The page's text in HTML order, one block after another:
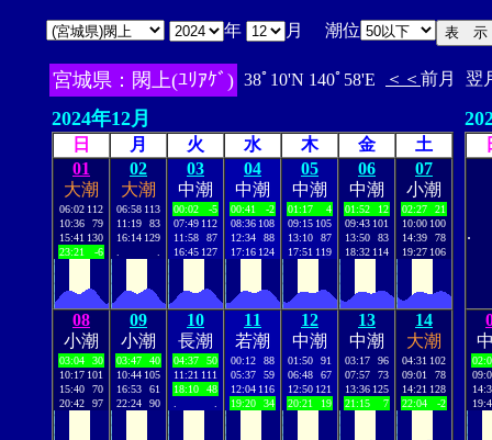
年 月 潮位
宮城県：閖上(ﾕﾘｱｹﾞ) 38ﾟ10'N 140ﾟ58'E ＜＜ 前月 翌
2024年12月
日 月 火 水 木 金
土
01
大潮
06:02 112
10:36
79
15:41 130
23:21
-6
02
大潮
06:58 113
11:19
83
16:14 129
03
中潮
00:02
-5
07:49 112
11:58
87
16:45 127
04
中潮
00:41
-2
08:36 108
12:34
88
17:16 124
05
中潮
01:17
4
09:15 105
13:10
87
17:51 119
06
中潮
01:52
12
09:43 101
13:50
83
18:32 114
07
小潮
02:27
21
10:00 100
14:39
78
19:27 106
08
小潮
03:04
30
10:17 101
15:40
70
20:42
97
09
小潮
03:47
40
10:44 105
16:53
61
22:24
90
10
長潮
04:37
50
11:21 111
18:10
48
11
若潮
00:12
88
05:37
59
12:04 116
19:20
34
12
中潮
01:50
91
06:48
67
12:50 121
20:21
19
13
中潮
03:17
96
07:57
73
13:36 125
21:15
7
14
大潮
04:31 102
09:01
78
14:21 128
22:04
-2
.